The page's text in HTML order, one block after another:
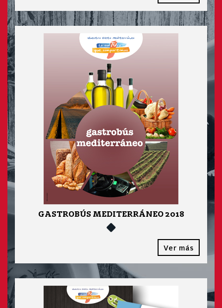
GASTROBÚS MEDITERRÁNEO 2018
Ver más